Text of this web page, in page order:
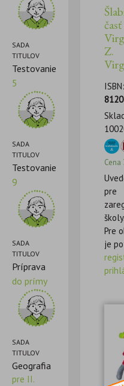
SADA
TITULOV
Testovanie
5
SADA
TITULOV
Testovanie
9
SADA
TITULOV
Príprava
do prímy
SADA
TITULOV
Geografia
pre II.
Z.
Cena
pre
školy.
Pre
je